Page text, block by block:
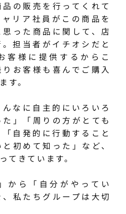
の販売を行ってくれて
リア社員がこの商品を
った商品に関して、店
担当者がイチオシだと
客様に提供するからこ
お客様も喜んでご購入
す。
なに自主的にいろいろ
」「周りの方がとても
自発的に行動すること
初めて知った」など、
てきています。
から「自分がやってい
私たちグループは大切